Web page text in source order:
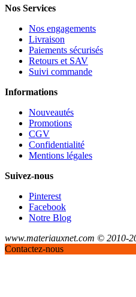
Nos Services
Nos engagements
Livraison
Paiements sécurisés
Retours et SAV
Suivi commande
Informations
Nouveautés
Promotions
CGV
Confidentialité
Mentions légales
Suivez-nous
Pinterest
Facebook
Notre Blog
www.materiauxnet.com © 2010-
Contactez-nous